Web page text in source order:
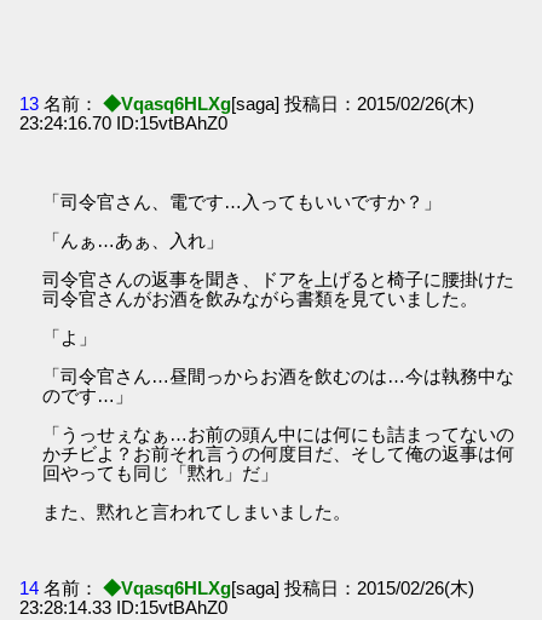
13 名前： ◆Vqasq6HLXg[saga] 投稿日：2015/02/26(木)
23:24:16.70 ID:15vtBAhZ0
「司令官さん、電です…入ってもいいですか？」
「んぁ…あぁ、入れ」
司令官さんの返事を聞き、ドアを上げると椅子に腰掛けた
司令官さんがお酒を飲みながら書類を見ていました。
「よ」
「司令官さん…昼間っからお酒を飲むのは…今は執務中な
のです…」
「うっせぇなぁ…お前の頭ん中には何にも詰まってないの
かチビよ？お前それ言うの何度目だ、そして俺の返事は何
回やっても同じ「黙れ」だ」
また、黙れと言われてしまいました。
14 名前： ◆Vqasq6HLXg[saga] 投稿日：2015/02/26(木)
23:28:14.33 ID:15vtBAhZ0